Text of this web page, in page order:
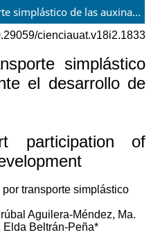
Participación del transporte simplástico de las auxinas durante el desarrollo de las plantas